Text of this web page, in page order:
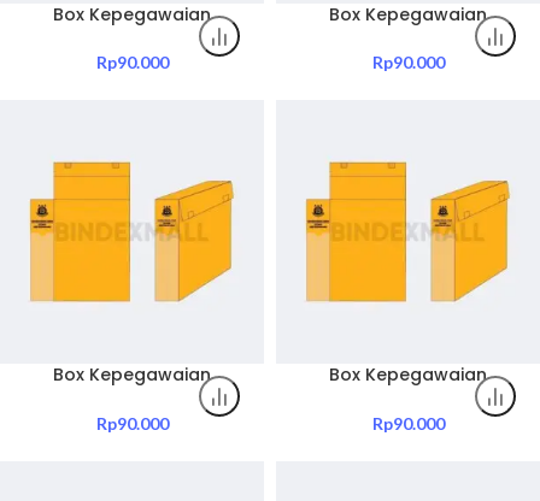
Box Kepegawaian
Kejaksaan Tinggi
Kepulauan Riau Include
Rp90.000
Box Kepegawaian
Kejaksaan Tinggi Lampung
Include Sablon Jenis Box
Rp90.000
Box Kepegawaian
Kejaksaan Tinggi Maluku
Include Sablon Jenis Box
Rp90.000
Box Kepegawaian
Kejaksaan Tinggi Maluku
Utara Include Sablon Jenis
Rp90.000